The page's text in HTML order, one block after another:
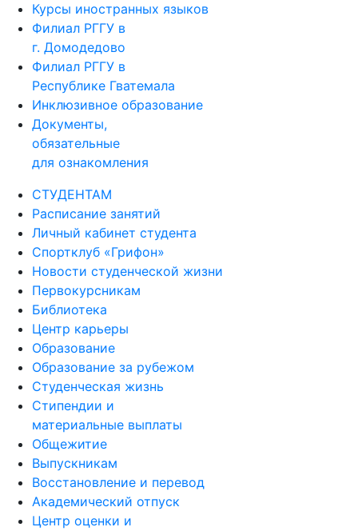
Курсы иностранных языков
Филиал РГГУ в
г. Домодедово
Филиал РГГУ в
Республике Гватемала
Инклюзивное образование
Документы,
обязательные
для ознакомления
СТУДЕНТАМ
Расписание занятий
Личный кабинет студента
Спортклуб «Грифон»
Новости студенческой жизни
Первокурсникам
Библиотека
Центр карьеры
Образование
Образование за рубежом
Студенческая жизнь
Стипендии и
материальные выплаты
Общежитие
Выпускникам
Восстановление и перевод
Академический отпуск
Центр оценки и